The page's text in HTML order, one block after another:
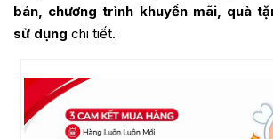
bán, chương trình khuyến mãi, quà
sử dụng chi tiết.